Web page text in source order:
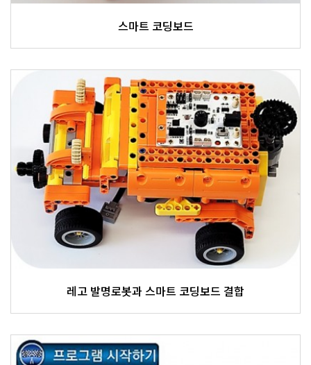
스마트 코딩보드
레고 발명로봇과 스마트 코딩보드 결합